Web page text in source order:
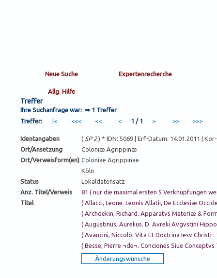
Treffer
Ihre Suchanfrage war: ⇒ 1 Treffer
Treffer:
1 / 1
Identangaben ( SP 2) * IDN: 5069 | Erf-Datum: 14.01.2011 |
Ort/Ansetzung
Coloniæ Agrippinæ
Ort/Verweisform(en) Coloniae Agrippinae
Köln
Status
Lokaldatensatz
Anz. Titel/Verweis
81 ( nur die maximal ersten 5 Verknüpfungen
Titel
( Allacci, Leone. Leonis Allatii, De Ecclesiæ
( Archdekin, Richard. Apparatvs Materiæ &
( Augustinus, Aurelius. D. Avrelii Avgvstini
( Avancini, Niccolò. Vita Et Doctrina Iesv Christi
( Besse, Pierre ¬de¬. Conciones Siue